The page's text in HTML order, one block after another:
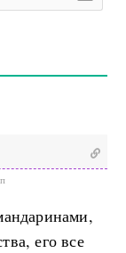
его все